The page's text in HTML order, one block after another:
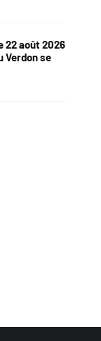
22 août 2026
Verdon se